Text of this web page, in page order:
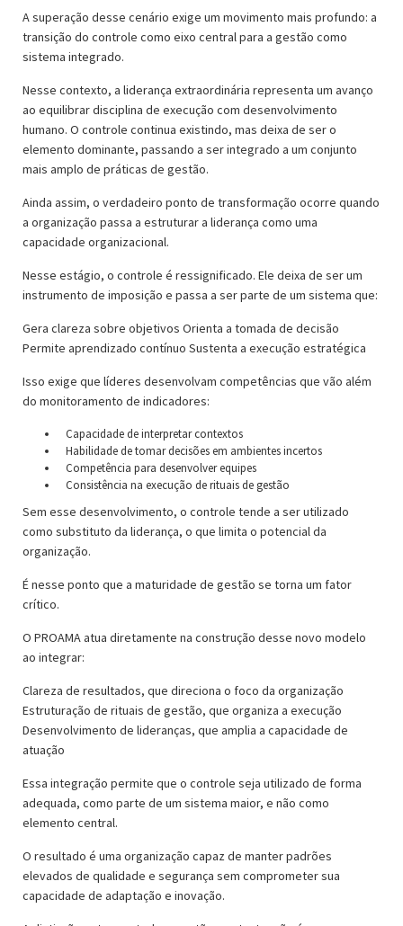
A superação desse cenário exige um movimento mais profundo: a
transição do controle como eixo central para a gestão como
sistema integrado.
Nesse contexto, a liderança extraordinária representa um avanço
ao equilibrar disciplina de execução com desenvolvimento
humano. O controle continua existindo, mas deixa de ser o
elemento dominante, passando a ser integrado a um conjunto
mais amplo de práticas de gestão.
Ainda assim, o verdadeiro ponto de transformação ocorre quando
a organização passa a estruturar a liderança como uma
capacidade organizacional.
Nesse estágio, o controle é ressignificado. Ele deixa de ser um
instrumento de imposição e passa a ser parte de um sistema que:
Gera clareza sobre objetivos Orienta a tomada de decisão
Permite aprendizado contínuo Sustenta a execução estratégica
Isso exige que líderes desenvolvam competências que vão além
do monitoramento de indicadores:
Capacidade de interpretar contextos
Habilidade de tomar decisões em ambientes incertos
Competência para desenvolver equipes
Consistência na execução de rituais de gestão
Sem esse desenvolvimento, o controle tende a ser utilizado
como substituto da liderança, o que limita o potencial da
organização.
É nesse ponto que a maturidade de gestão se torna um fator
crítico.
O PROAMA atua diretamente na construção desse novo modelo
ao integrar:
Clareza de resultados, que direciona o foco da organização
Estruturação de rituais de gestão, que organiza a execução
Desenvolvimento de lideranças, que amplia a capacidade de
atuação
Essa integração permite que o controle seja utilizado de forma
adequada, como parte de um sistema maior, e não como
elemento central.
O resultado é uma organização capaz de manter padrões
elevados de qualidade e segurança sem comprometer sua
capacidade de adaptação e inovação.